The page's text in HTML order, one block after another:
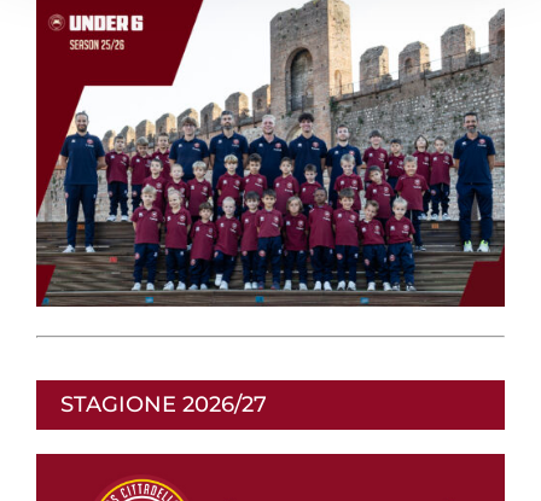
STAGIONE 2026/27